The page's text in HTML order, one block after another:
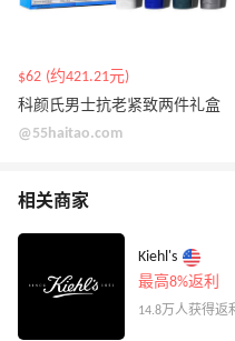
$62 (约421.21元)
科颜氏男士抗老紧致两件礼盒
@55haitao.com
相关商家
Kiehl's
最高8%返利
14.8万人获得返